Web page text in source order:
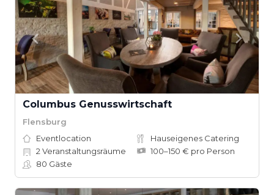
Columbus Genusswirtschaft
Flensburg
Eventlocation
Hauseigenes Catering
2 Veranstaltungsräume
100–150 € pro Person
80 Gäste